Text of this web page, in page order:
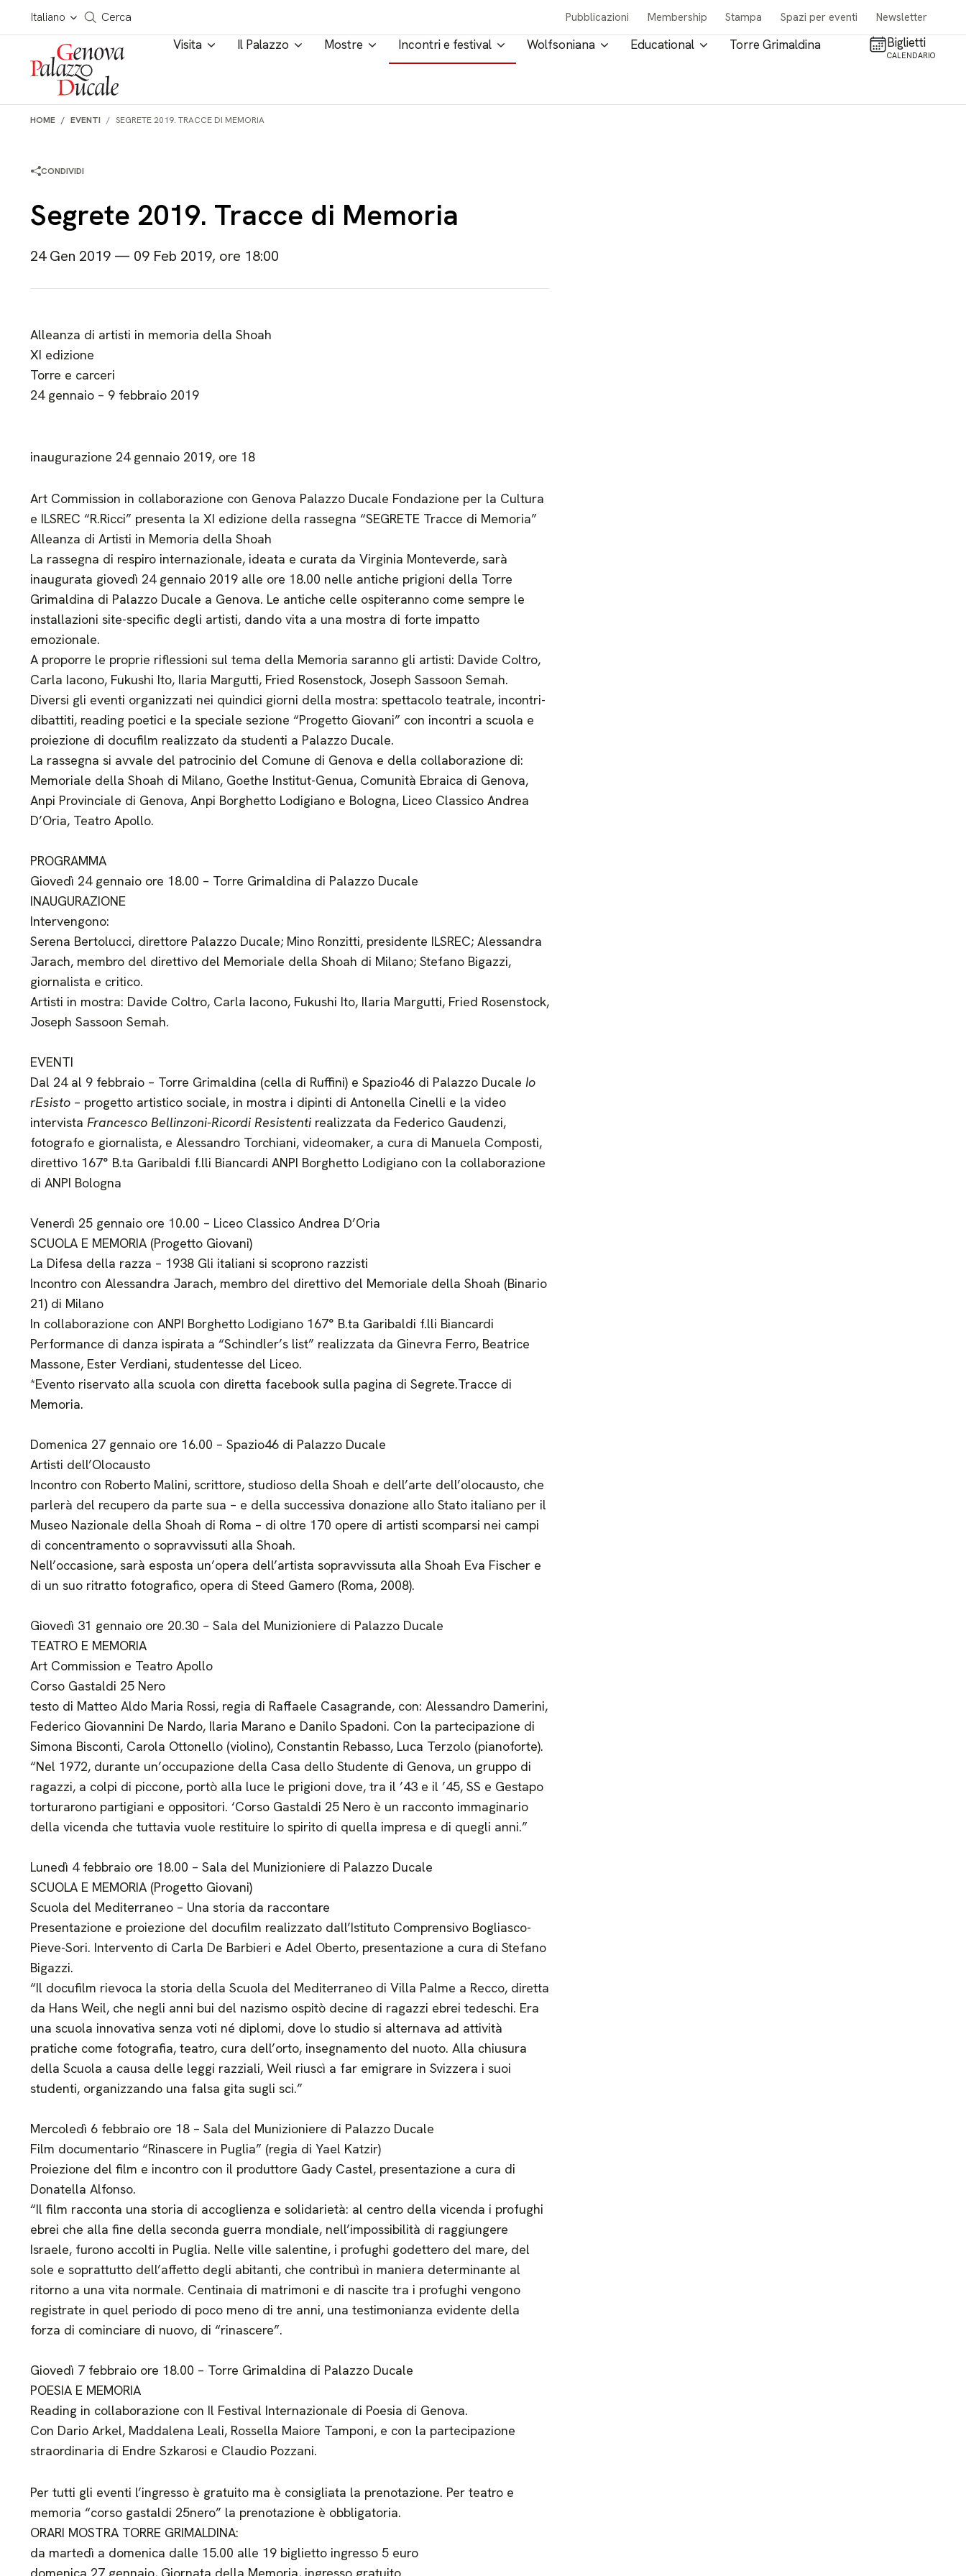
Salta al contenuto
Italiano
Cerca in tutto il sito
Cerca Pubblicazioni Membership Stampa Spazi per eventi Newsletter
Visita Il Palazzo Mostre Incontri e festival Wolfsoniana Educational Torre Grimaldina Biglietti
CALENDARIO
HOME EVENTI SEGRETE 2019. TRACCE DI MEMORIA
CONDIVIDI
Segrete 2019. Tracce di Memoria
24 Gen 2019 — 09 Feb 2019, ore 18:00
Alleanza di artisti in memoria della Shoah
XI edizione
Torre e carceri
24 gennaio – 9 febbraio 2019
inaugurazione 24 gennaio 2019, ore 18
Art Commission in collaborazione con Genova Palazzo Ducale Fondazione per la Cultura
e ILSREC “R.Ricci” presenta la XI edizione della rassegna “SEGRETE Tracce di Memoria”
Alleanza di Artisti in Memoria della Shoah
La rassegna di respiro internazionale, ideata e curata da Virginia Monteverde, sarà
inaugurata giovedì 24 gennaio 2019 alle ore 18.00 nelle antiche prigioni della Torre
Grimaldina di Palazzo Ducale a Genova. Le antiche celle ospiteranno come sempre le
installazioni site-specific degli artisti, dando vita a una mostra di forte impatto
emozionale.
A proporre le proprie riflessioni sul tema della Memoria saranno gli artisti: Davide Coltro,
Carla Iacono, Fukushi Ito, Ilaria Margutti, Fried Rosenstock, Joseph Sassoon Semah.
Diversi gli eventi organizzati nei quindici giorni della mostra: spettacolo teatrale, incontri-
dibattiti, reading poetici e la speciale sezione “Progetto Giovani” con incontri a scuola e
proiezione di docufilm realizzato da studenti a Palazzo Ducale.
La rassegna si avvale del patrocinio del Comune di Genova e della collaborazione di:
Memoriale della Shoah di Milano, Goethe Institut-Genua, Comunità Ebraica di Genova,
Anpi Provinciale di Genova, Anpi Borghetto Lodigiano e Bologna, Liceo Classico Andrea
D’Oria, Teatro Apollo.
PROGRAMMA
Giovedì 24 gennaio ore 18.00 – Torre Grimaldina di Palazzo Ducale
INAUGURAZIONE
Intervengono:
Serena Bertolucci, direttore Palazzo Ducale; Mino Ronzitti, presidente ILSREC; Alessandra
Jarach, membro del direttivo del Memoriale della Shoah di Milano; Stefano Bigazzi,
giornalista e critico.
Artisti in mostra: Davide Coltro, Carla Iacono, Fukushi Ito, Ilaria Margutti, Fried Rosenstock,
Joseph Sassoon Semah.
EVENTI
Dal 24 al 9 febbraio – Torre Grimaldina (cella di Ruffini) e Spazio46 di Palazzo Ducale Io
rEsisto– progetto artistico sociale, in mostra i dipinti di Antonella Cinelli e la video
intervista Francesco Bellinzoni-Ricordi Resistentirealizzata da Federico Gaudenzi,
fotografo e giornalista, e Alessandro Torchiani, videomaker, a cura di Manuela Composti,
direttivo 167° B.ta Garibaldi f.lli Biancardi ANPI Borghetto Lodigiano con la collaborazione
di ANPI Bologna
Venerdì 25 gennaio ore 10.00 – Liceo Classico Andrea D’Oria
SCUOLA E MEMORIA (Progetto Giovani)
La Difesa della razza – 1938 Gli italiani si scoprono razzisti
Incontro con Alessandra Jarach, membro del direttivo del Memoriale della Shoah (Binario
21) di Milano
In collaborazione con ANPI Borghetto Lodigiano 167° B.ta Garibaldi f.lli Biancardi
Performance di danza ispirata a “Schindler’s list” realizzata da Ginevra Ferro, Beatrice
Massone, Ester Verdiani, studentesse del Liceo.
*Evento riservato alla scuola con diretta facebook sulla pagina di Segrete.Tracce di
Memoria.
Domenica 27 gennaio ore 16.00 – Spazio46 di Palazzo Ducale
Artisti dell’Olocausto
Incontro con Roberto Malini, scrittore, studioso della Shoah e dell’arte dell’olocausto, che
parlerà del recupero da parte sua – e della successiva donazione allo Stato italiano per il
Museo Nazionale della Shoah di Roma – di oltre 170 opere di artisti scomparsi nei campi
di concentramento o sopravvissuti alla Shoah.
Nell’occasione, sarà esposta un’opera dell’artista sopravvissuta alla Shoah Eva Fischer e
di un suo ritratto fotografico, opera di Steed Gamero (Roma, 2008).
Giovedì 31 gennaio ore 20.30 – Sala del Munizioniere di Palazzo Ducale
TEATRO E MEMORIA
Art Commission e Teatro Apollo
Corso Gastaldi 25 Nero
testo di Matteo Aldo Maria Rossi, regia di Raffaele Casagrande, con: Alessandro Damerini,
Federico Giovannini De Nardo, Ilaria Marano e Danilo Spadoni. Con la partecipazione di
Simona Bisconti, Carola Ottonello (violino), Constantin Rebasso, Luca Terzolo (pianoforte).
“Nel 1972, durante un’occupazione della Casa dello Studente di Genova, un gruppo di
ragazzi, a colpi di piccone, portò alla luce le prigioni dove, tra il ’43 e il ’45, SS e Gestapo
torturarono partigiani e oppositori. ‘Corso Gastaldi 25 Nero è un racconto immaginario
della vicenda che tuttavia vuole restituire lo spirito di quella impresa e di quegli anni.”
Lunedì 4 febbraio ore 18.00 – Sala del Munizioniere di Palazzo Ducale
SCUOLA E MEMORIA (Progetto Giovani)
Scuola del Mediterraneo – Una storia da raccontare
Presentazione e proiezione del docufilm realizzato dall’Istituto Comprensivo Bogliasco-
Pieve-Sori. Intervento di Carla De Barbieri e Adel Oberto, presentazione a cura di Stefano
Bigazzi.
“Il docufilm rievoca la storia della Scuola del Mediterraneo di Villa Palme a Recco, diretta
da Hans Weil, che negli anni bui del nazismo ospitò decine di ragazzi ebrei tedeschi. Era
una scuola innovativa senza voti né diplomi, dove lo studio si alternava ad attività
pratiche come fotografia, teatro, cura dell’orto, insegnamento del nuoto. Alla chiusura
della Scuola a causa delle leggi razziali, Weil riuscì a far emigrare in Svizzera i suoi
studenti, organizzando una falsa gita sugli sci.”
Mercoledì 6 febbraio ore 18 – Sala del Munizioniere di Palazzo Ducale
Film documentario “Rinascere in Puglia” (regia di Yael Katzir)
Proiezione del film e incontro con il produttore Gady Castel, presentazione a cura di
Donatella Alfonso.
“Il film racconta una storia di accoglienza e solidarietà: al centro della vicenda i profughi
ebrei che alla fine della seconda guerra mondiale, nell’impossibilità di raggiungere
Israele, furono accolti in Puglia. Nelle ville salentine, i profughi godettero del mare, del
sole e soprattutto dell’affetto degli abitanti, che contribuì in maniera determinante al
ritorno a una vita normale. Centinaia di matrimoni e di nascite tra i profughi vengono
registrate in quel periodo di poco meno di tre anni, una testimonianza evidente della
forza di cominciare di nuovo, di “rinascere”.
Giovedì 7 febbraio ore 18.00 – Torre Grimaldina di Palazzo Ducale
POESIA E MEMORIA
Reading in collaborazione con Il Festival Internazionale di Poesia di Genova.
Con Dario Arkel, Maddalena Leali, Rossella Maiore Tamponi, e con la partecipazione
straordinaria di Endre Szkarosi e Claudio Pozzani.
Per tutti gli eventi l’ingresso è gratuito ma è consigliata la prenotazione. Per teatro e
memoria “corso gastaldi 25nero” la prenotazione è obbligatoria.
ORARI MOSTRA TORRE GRIMALDINA:
da martedì a domenica dalle 15.00 alle 19 biglietto ingresso 5 euro